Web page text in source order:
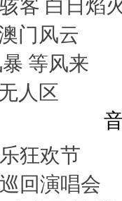
客 白日焰
门风云
等风来
人区
狂欢节
回演唱会